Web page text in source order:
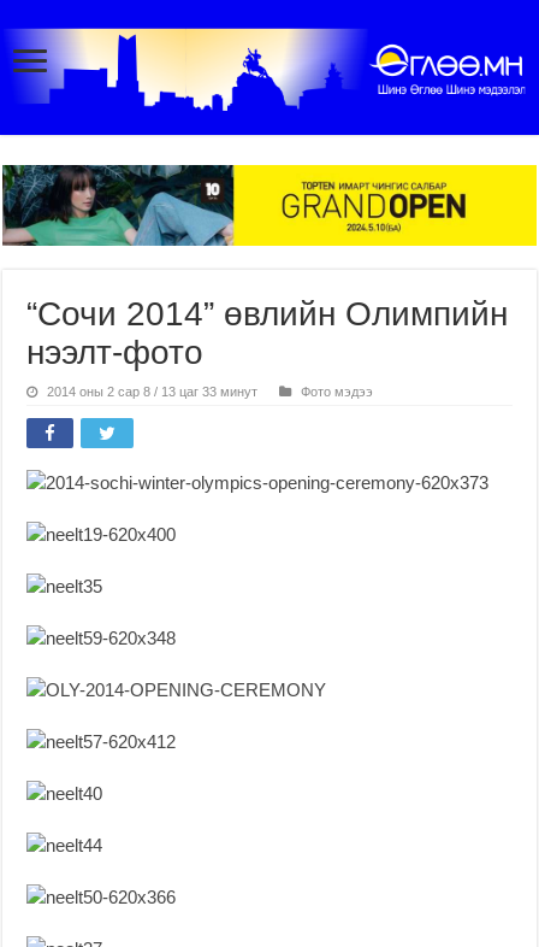
“Сочи 2014” өвлийн Олимпийн
нээлт-фото
2014 оны 2 сар 8 / 13 цаг 33 минут Фото мэдээ